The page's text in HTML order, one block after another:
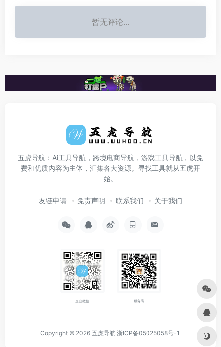
暂无评论...
五虎导航：Ai工具导航，跨境电商导航，游戏工具导航，以免
费和优质内容为主体，汇集各大资源。寻找工具就从五虎开
始。
友链申请 免责声明 联系我们 关于我们
企业微信 服务号
Copyright © 2026 五虎导航 浙ICP备05025058号-1